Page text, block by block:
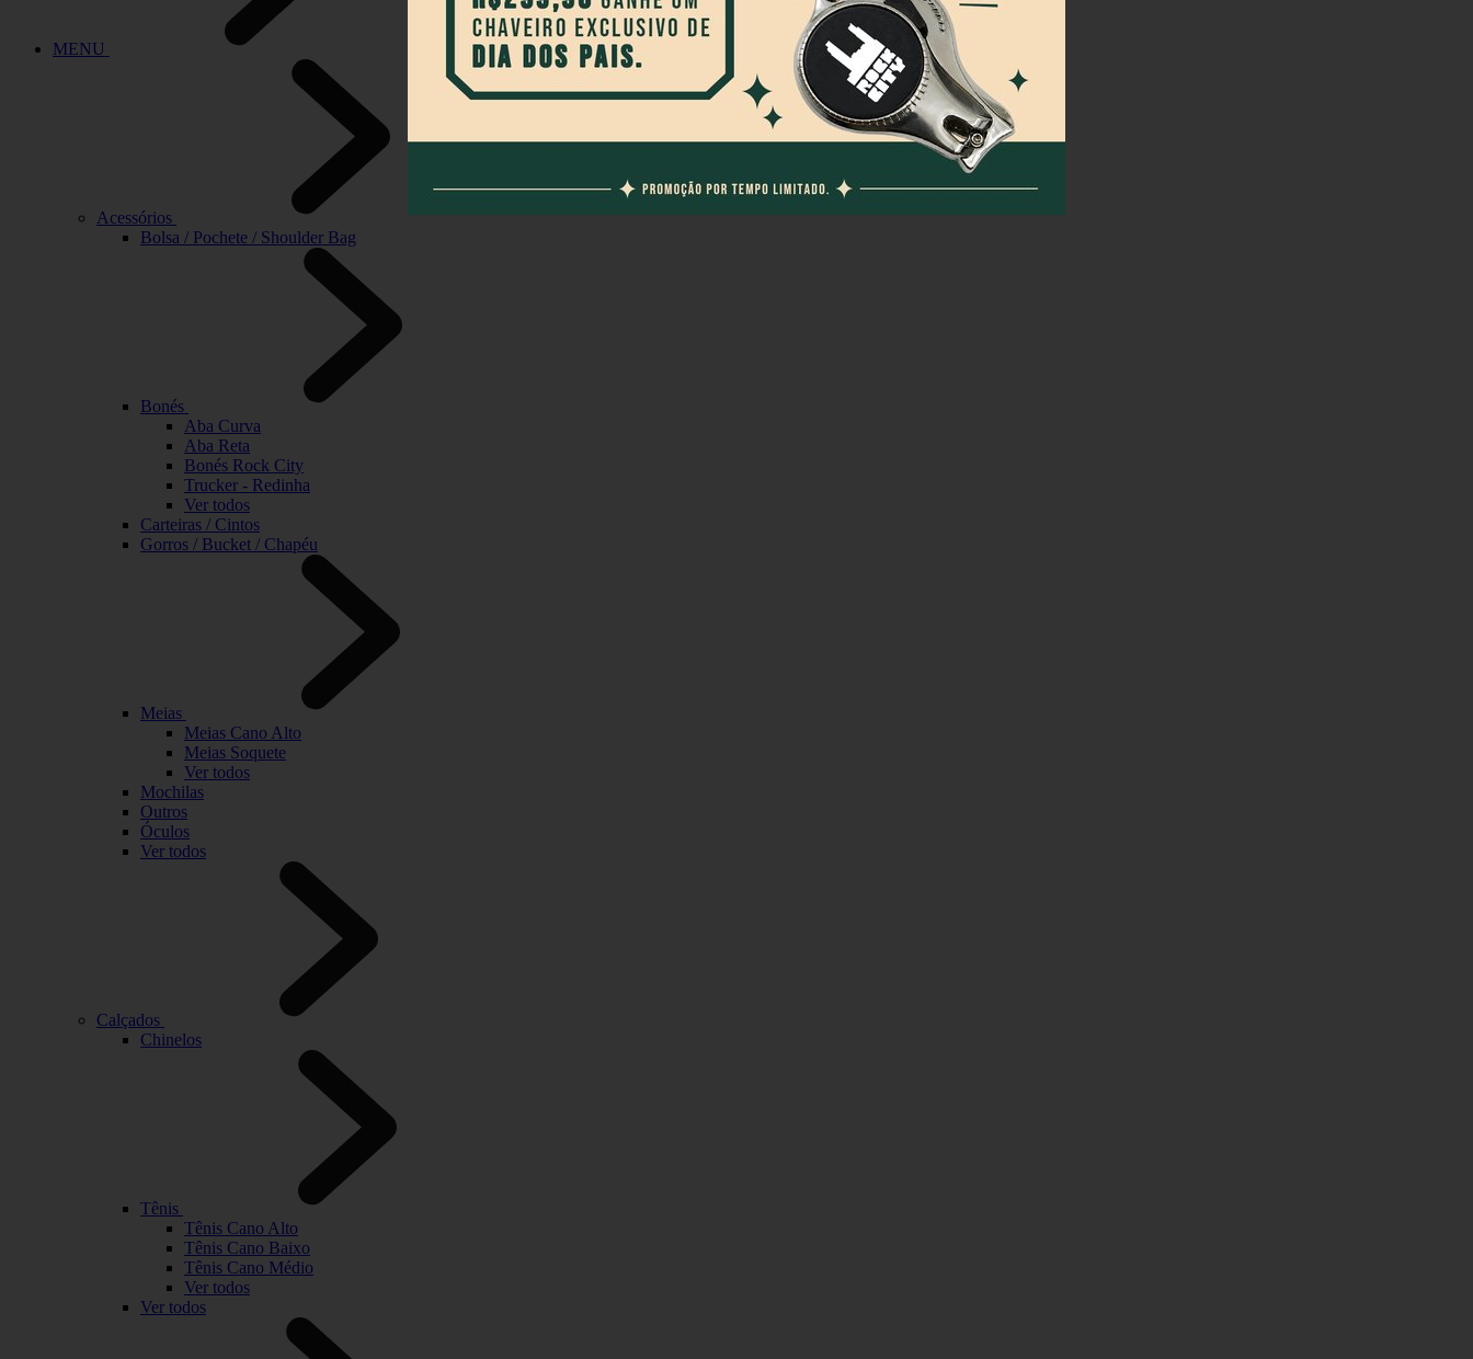
MENU
Acessórios
Bolsa / Pochete / Shoulder Bag
Bonés
Aba Curva
Aba Reta
Bonés Rock City
Trucker - Redinha
Ver todos
Carteiras / Cintos
Gorros / Bucket / Chapéu
Meias
Meias Cano Alto
Meias Soquete
Ver todos
Mochilas
Outros
Óculos
Ver todos
Calçados
Chinelos
Tênis
Tênis Cano Alto
Tênis Cano Baixo
Tênis Cano Médio
Ver todos
Ver todos